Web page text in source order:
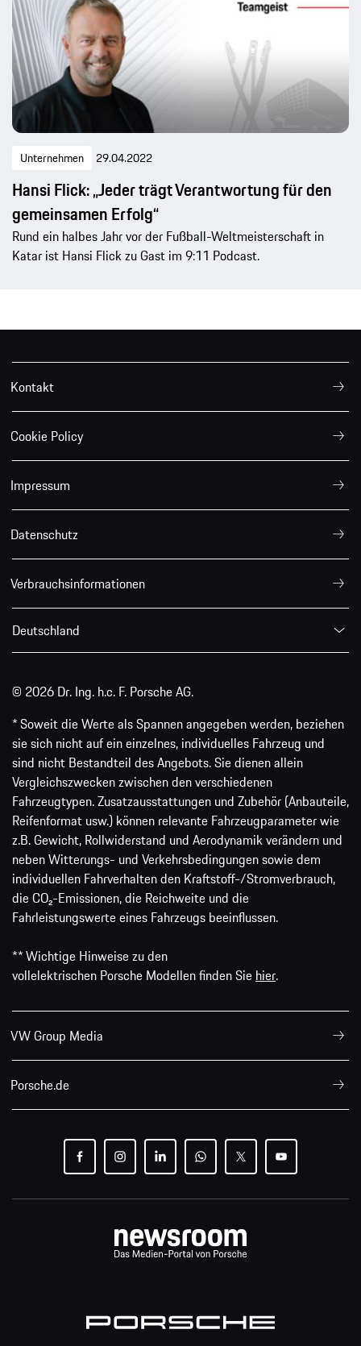
Unternehmen 29.04.2022
Hansi Flick: „Jeder trägt Verantwortung für den
gemeinsamen Erfolg“
Rund ein halbes Jahr vor der Fußball-Weltmeisterschaft in
Katar ist Hansi Flick zu Gast im 9:11 Podcast.
Kontakt
Cookie Policy
Impressum
Datenschutz
Verbrauchsinformationen
Deutschland
© 2026 Dr. Ing. h.c. F. Porsche AG.
* Soweit die Werte als Spannen angegeben werden, beziehen
sie sich nicht auf ein einzelnes, individuelles Fahrzeug und
sind nicht Bestandteil des Angebots. Sie dienen allein
Vergleichszwecken zwischen den verschiedenen
Fahrzeugtypen. Zusatzausstattungen und Zubehör (Anbauteile,
Reifenformat usw.) können relevante Fahrzeugparameter wie
z.B. Gewicht, Rollwiderstand und Aerodynamik verändern und
neben Witterungs- und Verkehrsbedingungen sowie dem
individuellen Fahrverhalten den Kraftstoff-/Stromverbrauch,
die CO₂-Emissionen, die Reichweite und die
Fahrleistungswerte eines Fahrzeugs beeinflussen.
** Wichtige Hinweise zu den
vollelektrischen Porsche Modellen finden Sie hier.
VW Group Media
Porsche.de